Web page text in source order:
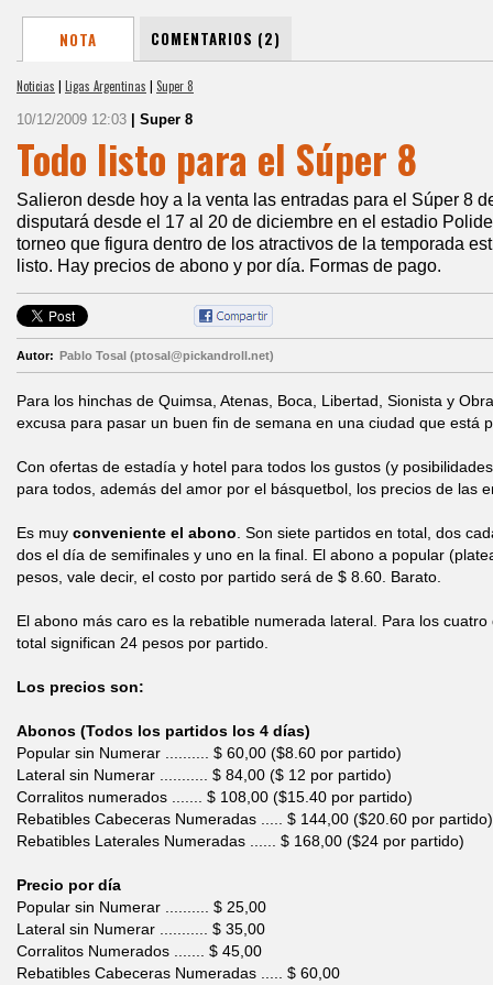
NOTA COMENTARIOS (2)
Noticias | Ligas Argentinas | Super 8
10/12/2009 12:03 | Super 8
Todo listo para el Súper 8
Salieron desde hoy a la venta las entradas para el Súper 8
disputará desde el 17 al 20 de diciembre en el estadio
torneo que figura dentro de los atractivos de la temporada
listo. Hay precios de abono y por día. Formas de pago.
Autor: Pablo Tosal (ptosal@pickandroll.net)
Para los hinchas de Quimsa, Atenas, Boca, Libertad, Sionista y
excusa para pasar un buen fin de semana en una ciudad que está
Con ofertas de estadía y hotel para todos los gustos (y
para todos, además del amor por el básquetbol, los precios de las
Es muy conveniente el abono . Son siete partidos en total, dos
dos el día de semifinales y uno en la final. El abono a popular
pesos, vale decir, el costo por partido será de $ 8.60. Barato.
El abono más caro es la rebatible numerada lateral. Para los
total significan 24 pesos por partido.
Los precios son:
Abonos (Todos los partidos los 4 días)
Popular sin Numerar .......... $ 60,00 ($8.60 por partido)
Lateral sin Numerar ........... $ 84,00 ($ 12 por partido)
Corralitos numerados ....... $ 108,00 ($15.40 por partido)
Rebatibles Cabeceras Numeradas ..... $ 144,00 ($20.60 por partido)
Rebatibles Laterales Numeradas ...... $ 168,00 ($24 por partido)
Precio por día
Popular sin Numerar .......... $ 25,00
Lateral sin Numerar ........... $ 35,00
Corralitos Numerados ....... $ 45,00
Rebatibles Cabeceras Numeradas ..... $ 60,00